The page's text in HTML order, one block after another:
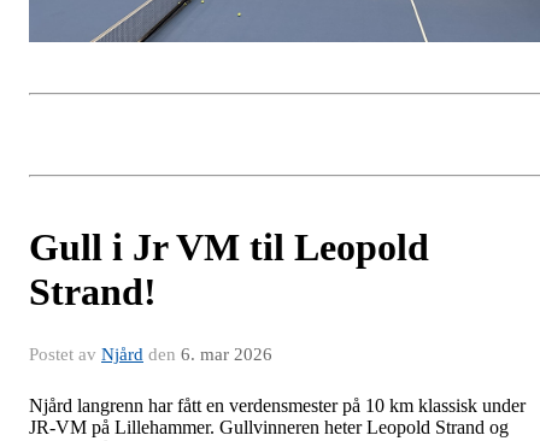
Gull i Jr VM til Leopold
Strand!
Postet av Njård den 6. mar 2026
Njård langrenn har fått en verdensmester på 10 km klassisk under
JR-VM på Lillehammer. Gullvinneren heter Leopold Strand og